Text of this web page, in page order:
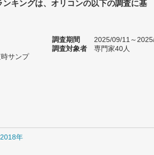
キングは、オリコンの以下の調査に基
サンプ
調査期間
2025/09/11～
調査対象者
専門家40人
2018年